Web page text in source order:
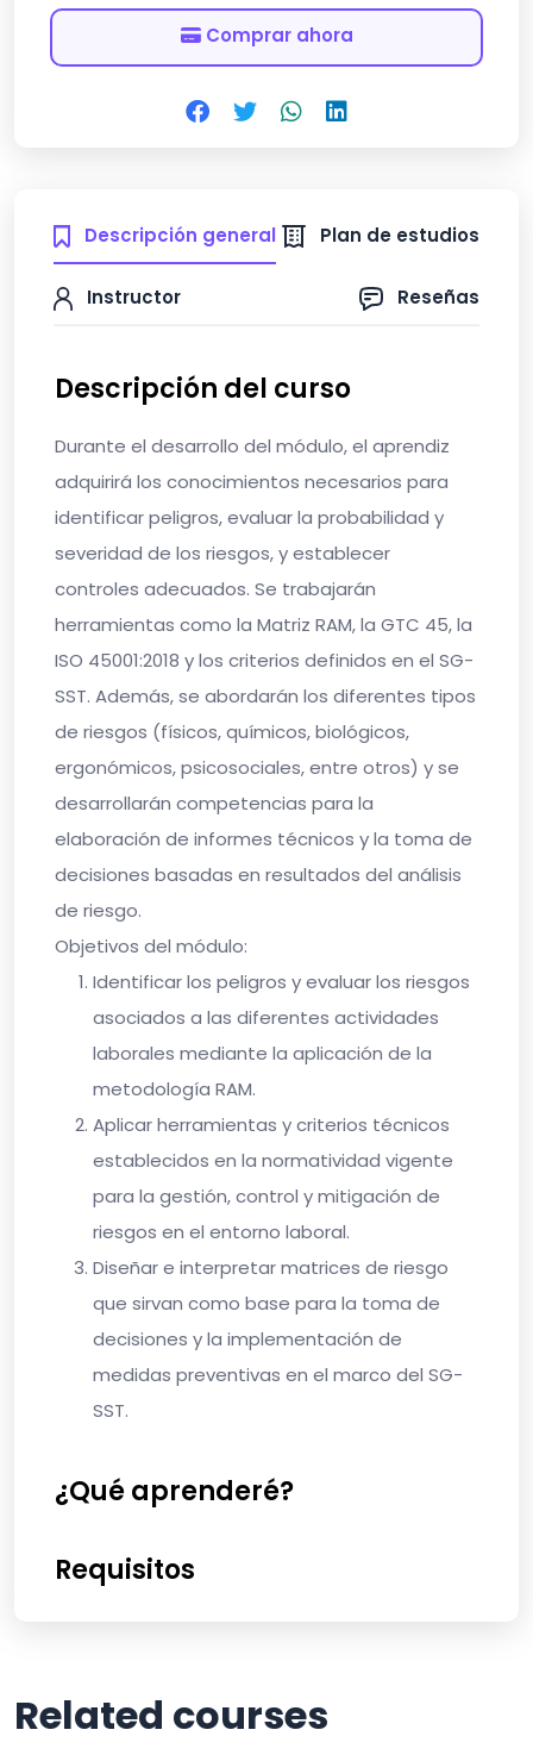
Descripción general Plan de estudios
Instructor Reseñas
Descripción del curso
Durante el desarrollo del módulo, el aprendiz
adquirirá los conocimientos necesarios para
identificar peligros, evaluar la probabilidad y
severidad de los riesgos, y establecer
controles adecuados. Se trabajarán
herramientas como la Matriz RAM, la GTC 45, la
ISO 45001:2018 y los criterios definidos en el SG-
SST. Además, se abordarán los diferentes tipos
de riesgos (físicos, químicos, biológicos,
ergonómicos, psicosociales, entre otros) y se
desarrollarán competencias para la
elaboración de informes técnicos y la toma de
decisiones basadas en resultados del análisis
de riesgo.
Objetivos del módulo:
Identificarlos peligros y evaluar los riesgos
asociados a las diferentes actividades
laborales mediante la aplicación de la
metodología RAM.
Aplicarherramientas y criterios técnicos
establecidos en la normatividad vigente
para la gestión, control y mitigación de
riesgos en el entorno laboral.
Diseñare interpretar matrices de riesgo
que sirvan como base para la toma de
decisiones y la implementación de
medidas preventivas en el marco del SG-
SST.
¿Qué aprenderé?
Requisitos
Comprar ahora
Related courses